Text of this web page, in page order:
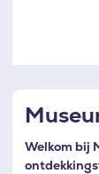
Welkom bij